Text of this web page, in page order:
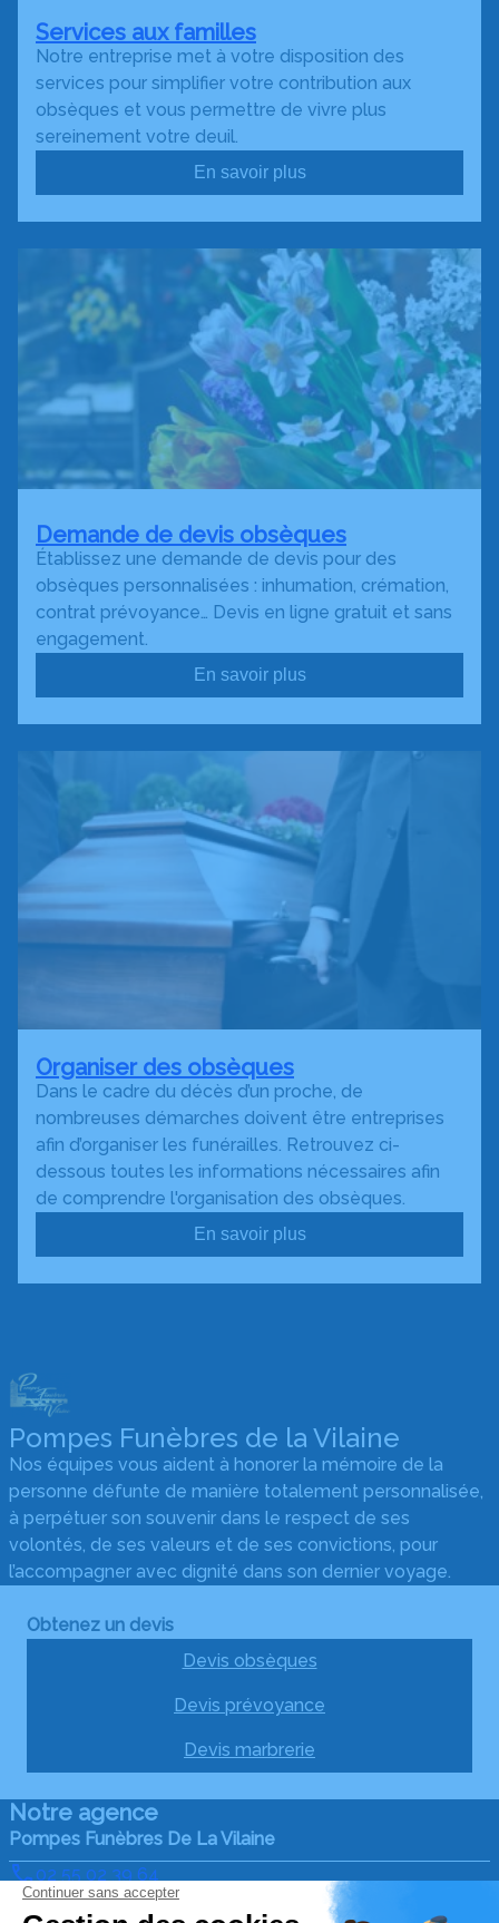
Services aux familles
Notre entreprise met à votre disposition des
services pour simplifier votre contribution aux
obsèques et vous permettre de vivre plus
sereinement votre deuil.
En savoir plus
Demande de devis obsèques
Établissez une demande de devis pour des
obsèques personnalisées : inhumation, crémation,
contrat prévoyance… Devis en ligne gratuit et sans
engagement.
En savoir plus
Organiser des obsèques
Dans le cadre du décès d’un proche, de
nombreuses démarches doivent être entreprises
afin d’organiser les funérailles. Retrouvez ci-
dessous toutes les informations nécessaires afin
de comprendre l'organisation des obsèques.
En savoir plus
Pompes Funèbres de la Vilaine
Nos équipes vous aident à honorer la mémoire de la
personne défunte de manière totalement personnalisée,
à perpétuer son souvenir dans le respect de ses
volontés, de ses valeurs et de ses convictions, pour
l’accompagner avec dignité dans son dernier voyage.
Obtenez un devis
Devis obsèques
Devis prévoyance
Devis marbrerie
Notre agence
Pompes Funèbres De La Vilaine
02 55 02 39 64
pfdelavilaine@orange.fr